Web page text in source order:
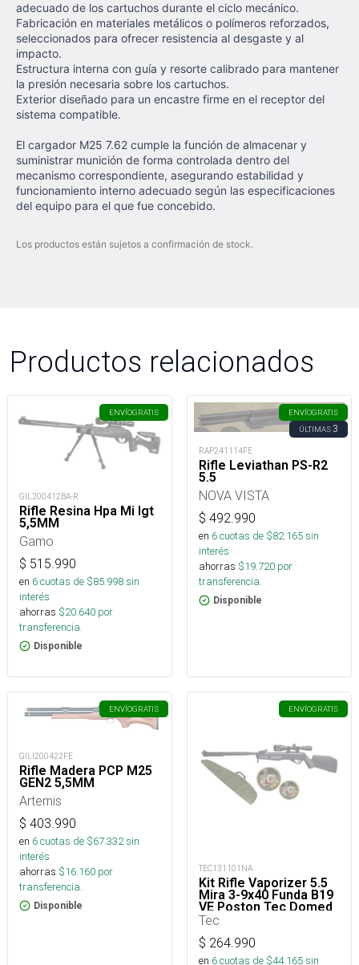
adecuado de los cartuchos durante el ciclo mecánico.
Fabricación en materiales metálicos o polímeros reforzados,
seleccionados para ofrecer resistencia al desgaste y al
impacto.
Estructura interna con guía y resorte calibrado para mantener
la presión necesaria sobre los cartuchos.
Exterior diseñado para un encastre firme en el receptor del
sistema compatible.
El cargador M25 7.62 cumple la función de almacenar y
suministrar munición de forma controlada dentro del
mecanismo correspondiente, asegurando estabilidad y
funcionamiento interno adecuado según las especificaciones
del equipo para el que fue concebido.
Los productos están sujetos a confirmación de stock.
Productos relacionados
ENVÍOGRATIS
GIL200412BA-R
Rifle Resina Hpa Mi Igt
5,5MM
Gamo
$ 515.990
en 6cuotas de $85.998sin
interés
ahorras $20.640 por
transferencia.
Disponible
ENVÍOGRATIS
ÚLTIMAS3
RAP241114FE
Rifle Leviathan PS-R2
5.5
NOVA VISTA
$ 492.990
en 6cuotas de $82.165sin
interés
ahorras $19.720 por
transferencia.
Disponible
ENVÍOGRATIS
GILI200422FE
Rifle Madera PCP M25
GEN2 5,5MM
Artemis
$ 403.990
en 6cuotas de $67.332sin
interés
ahorras $16.160 por
transferencia.
Disponible
ENVÍOGRATIS
TEC131101NA
Kit Rifle Vaporizer 5.5
Mira 3-9x40 Funda B19
VE Poston Tec Domed
18,13 5,5 2LT_
Tec
$ 264.990
en 6cuotas de $44.165sin